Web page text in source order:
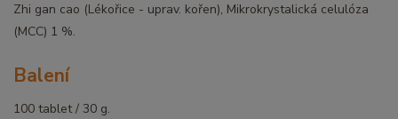
Zhi gan cao (Lékořice - uprav. kořen), Mikrokrystalická celulóza
(MCC) 1 %.
Balení
100 tablet / 30 g.